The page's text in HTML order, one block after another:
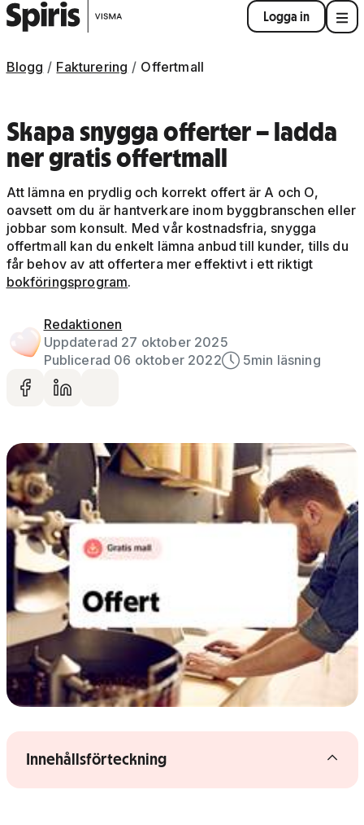
Logga in
Blogg Fakturering Offertmall
Skapa snygga offerter – ladda
ner gratis offertmall
Att lämna en prydlig och korrekt offert är A och O,
oavsett om du är hantverkare inom byggbranschen eller
jobbar som konsult. Med vår kostnadsfria, snygga
offertmall kan du enkelt lämna anbud till kunder, tills du
får behov av att offertera mer effektivt i ett riktigt
bokföringsprogram.
Redaktionen
Uppdaterad 27 oktober 2025
Publicerad 06 oktober 2022
5min läsning
Dela på facebook
Dela på LinkedIn
Gå vidare till artikelns
innehåll
Visa/dölj innehållsförteckning
Innehållsförteckning